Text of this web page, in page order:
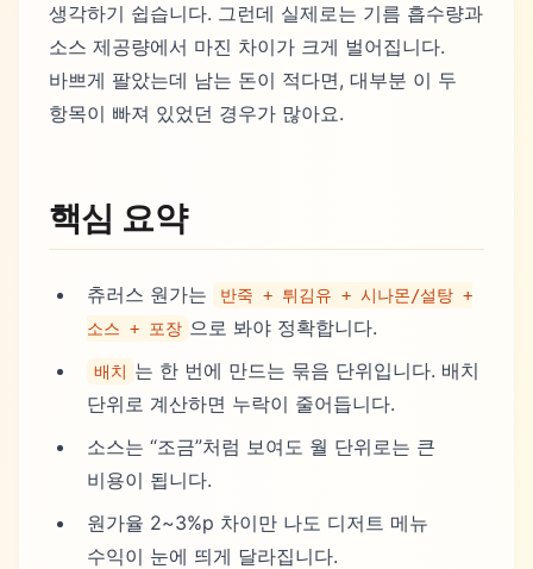
생각하기 쉽습니다. 그런데 실제로는 기름 흡수량과
소스 제공량에서 마진 차이가 크게 벌어집니다.
바쁘게 팔았는데 남는 돈이 적다면, 대부분 이 두
항목이 빠져 있었던 경우가 많아요.
핵심 요약
츄러스 원가는
반죽 + 튀김유 + 시나몬/설탕 +
소스 + 포장 으로 봐야 정확합니다.
배치 는 한 번에 만드는 묶음 단위입니다. 배치
단위로 계산하면 누락이 줄어듭니다.
소스는 “조금”처럼 보여도 월 단위로는 큰
비용이 됩니다.
원가율 2~3%p 차이만 나도 디저트 메뉴
수익이 눈에 띄게 달라집니다.